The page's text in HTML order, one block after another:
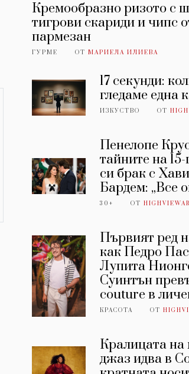
Кремообразно ризото с
тигрови скариди и чипс
пармезан
ГУРМЕ ОТ МАРИЕЛА ИЛИЕВА
17 секунди:
гледаме една
ИЗКУСТВО ОТ
Пенелопе
тайните на
си брак с
Бардем: „Все
30+ ОТ
Първият ред
как Педро
Лупита
Суинтън
couture в
КРАСОТА ОТ
Кралицата на
джаз идва в